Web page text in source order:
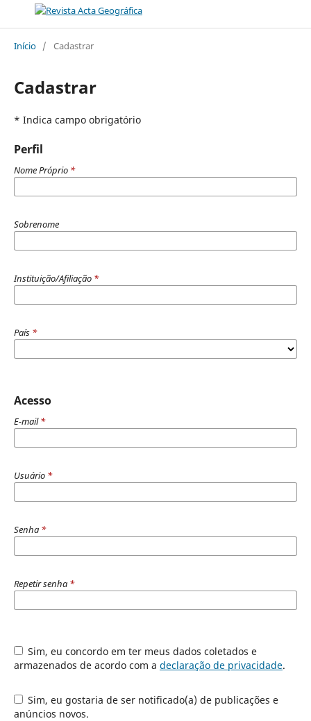
Início / Cadastrar
Cadastrar
* Indica campo obrigatório
Perfil
Nome Próprio *
Sobrenome
Instituição/Afiliação *
País *
Acesso
E-mail*
Usuário *
Senha *
Repetir senha *
Sim, eu concordo em ter meus dados coletados e
armazenados de acordo com a declaração de privacidade.
Sim, eu gostaria de ser notificado(a) de publicações e
anúncios novos.